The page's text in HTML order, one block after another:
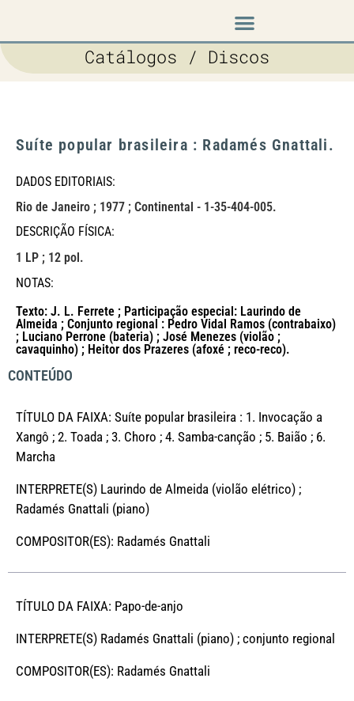
Catálogos / Discos
Suíte popular brasileira : Radamés Gnattali.
DADOS EDITORIAIS:
Rio de Janeiro ; 1977 ; Continental - 1-35-404-005.
DESCRIÇÃO FÍSICA:
1 LP ; 12 pol.
NOTAS:
Texto: J. L. Ferrete ; Participação especial: Laurindo de
Almeida ; Conjunto regional : Pedro Vidal Ramos (contrabaixo)
; Luciano Perrone (bateria) ; José Menezes (violão ;
cavaquinho) ; Heitor dos Prazeres (afoxé ; reco-reco).
CONTEÚDO
TÍTULO DA FAIXA: Suíte popular brasileira : 1. Invocação a
Xangô ; 2. Toada ; 3. Choro ; 4. Samba-canção ; 5. Baião ; 6.
Marcha
INTERPRETE(S) Laurindo de Almeida (violão elétrico) ;
Radamés Gnattali (piano)
COMPOSITOR(ES): Radamés Gnattali
TÍTULO DA FAIXA: Papo-de-anjo
INTERPRETE(S) Radamés Gnattali (piano) ; conjunto regional
COMPOSITOR(ES): Radamés Gnattali